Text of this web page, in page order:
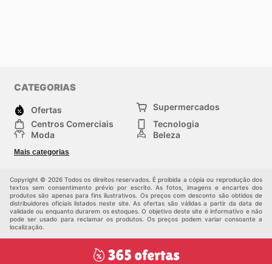
CATEGORIAS
Ofertas
Supermercados
Centros Comerciais
Tecnologia
Moda
Beleza
Construção e jardinagem
Mais categorias
Copyright © 2026 Todos os direitos reservados. É proibida a cópia ou reprodução dos
textos sem consentimento prévio por escrito. As fotos, imagens e encartes dos
produtos são apenas para fins ilustrativos. Os preços com desconto são obtidos de
distribuidores oficiais listados neste site. As ofertas são válidas a partir da data de
validade ou enquanto durarem os estoques. O objetivo deste site é informativo e não
pode ser usado para reclamar os produtos. Os preços podem variar consoante a
localização.